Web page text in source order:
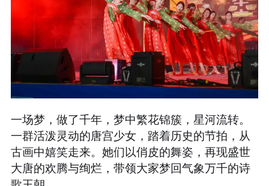
一场梦，做了千年，梦中繁花锦簇，星河流转。
一群活泼灵动的唐宫少女，踏着历史的节拍，从
古画中嬉笑走来。她们以俏皮的舞姿，再现盛世
大唐的欢腾与绚烂，带领大家梦回气象万千的诗